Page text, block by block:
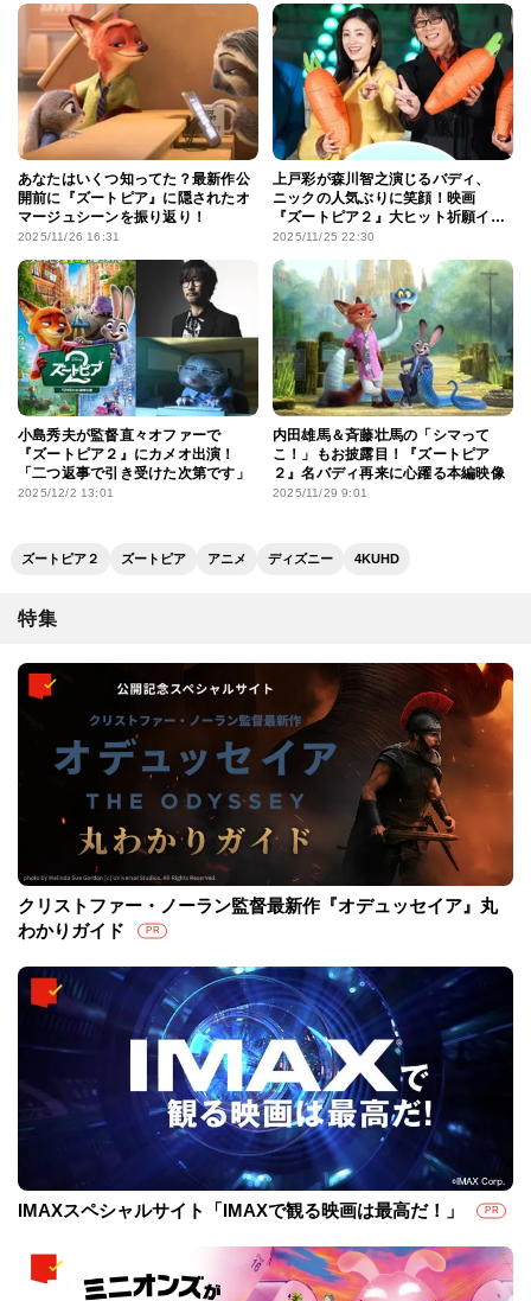
あなたはいくつ知ってた？最新作公
開前に『ズートピア』に隠されたオ
マージュシーンを振り返り！
2025/11/26 16:31
上戸彩が森川智之演じるバディ、
ニックの人気ぶりに笑顔！映画
『ズートピア２』大ヒット祈願イベ
ントで“イケメン”発言の山田涼介に
2025/11/25 22:30
小島秀夫が監督直々オファーで
『ズートピア２』にカメオ出演！
「二つ返事で引き受けた次第です」
2025/12/2 13:01
内田雄馬＆斉藤壮馬の「シマって
こ！」もお披露目！『ズートピア
２』名バディ再来に心躍る本編映像
2025/11/29 9:01
ズートピア２ ズートピア アニメ ディズニー 4KUHD
特集
クリストファー・ノーラン監督最新作『オデュッセイア』丸
わかりガイド
PR
IMAXスペシャルサイト「IMAXで観る映画は最高だ！」 PR